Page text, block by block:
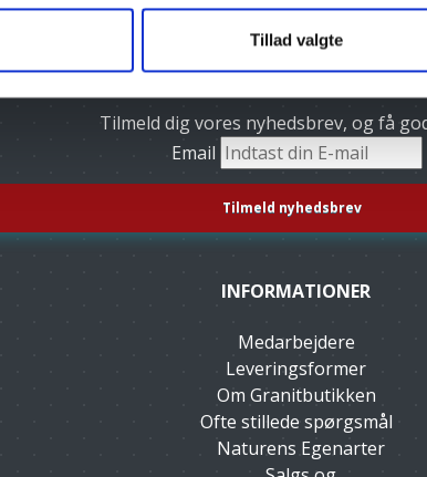
Tillad valgte
Tilmeld dig vores nyhedsbrev, og få
Email
INFORMATIONER
Medarbejdere
Leveringsformer
Om Granitbutikken
Ofte stillede spørgsmål
Naturens Egenarter